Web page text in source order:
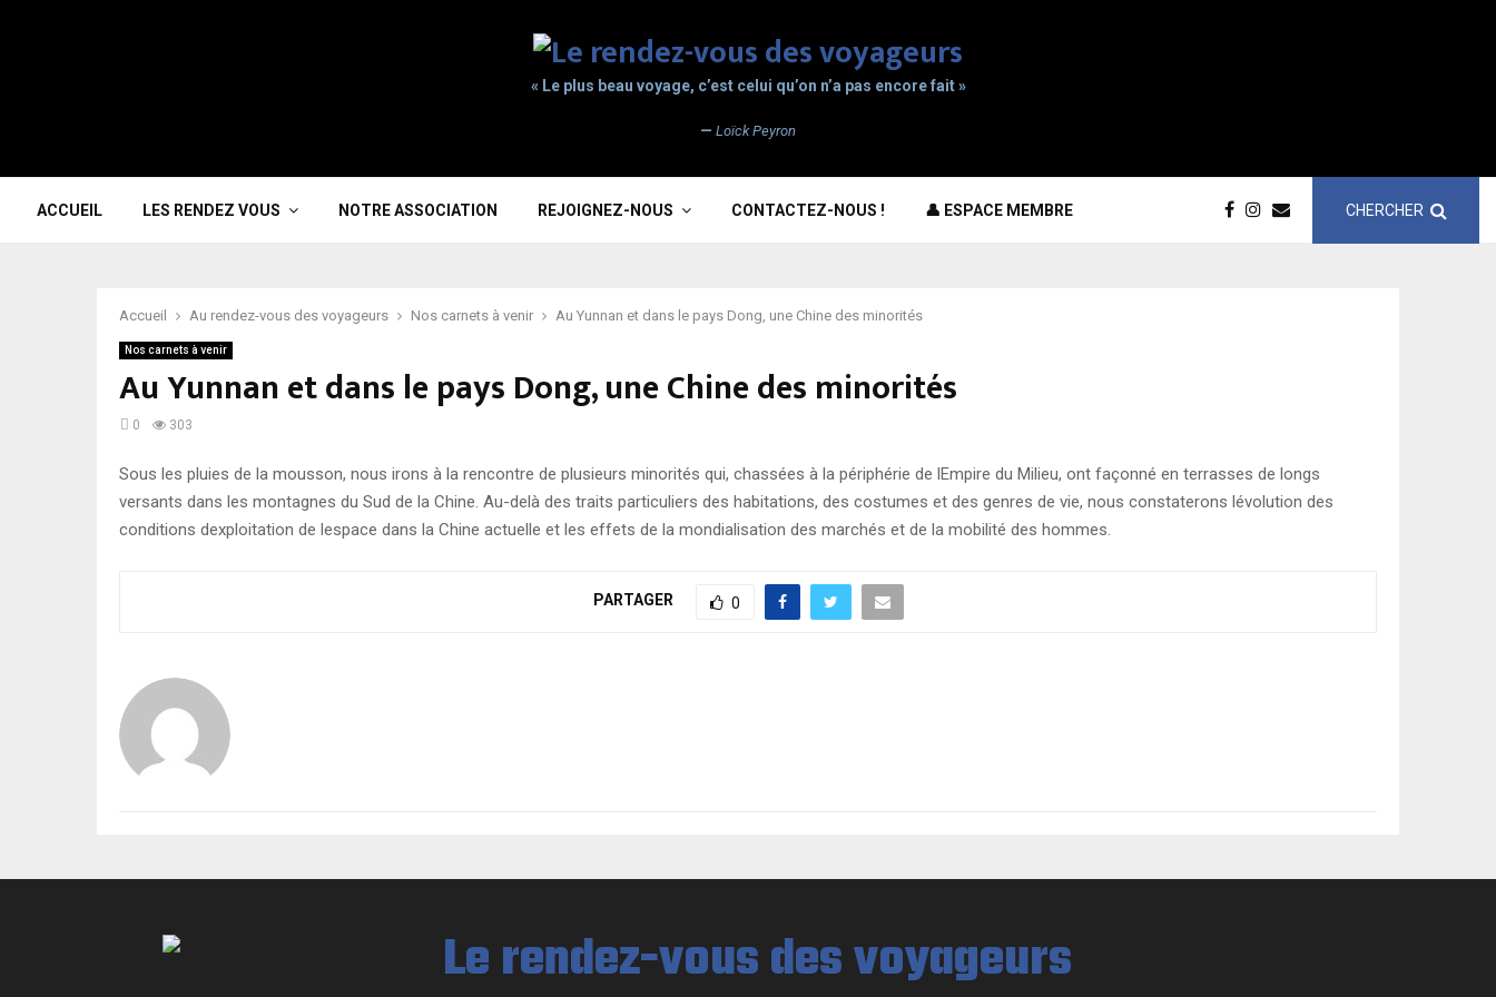
« Le plus beau voyage, c’est celui qu’on n’a pas encore fait »
— Loïck Peyron
ACCUEIL LES RENDEZ VOUS NOTRE ASSOCIATION REJOIGNEZ-NOUS CONTACTEZ-NOUS ! 👤 ESPACE MEMBRE CHERCHER
Accueil Au rendez-vous des voyageurs Nos carnets à venir Au Yunnan et dans le pays Dong, une Chine des minorités
Nos carnets à venir
Au Yunnan et dans le pays Dong, une Chine des minorités
0 303
Sous les pluies de la mousson, nous irons à la rencontre de plusieurs minorités qui, chassées à la périphérie de lEmpire du Milieu, ont façonné en terrasses de longs
versants dans les montagnes du Sud de la Chine. Au-delà des traits particuliers des habitations, des costumes et des genres de vie, nous constaterons lévolution des
conditions dexploitation de lespace dans la Chine actuelle et les effets de la mondialisation des marchés et de la mobilité des hommes.
PARTAGER 0